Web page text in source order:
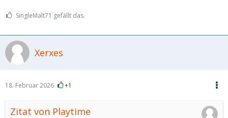
SingleMalt71 gefällt das.
Xerxes
18. Februar 2026 +1
Zitat von Playtime